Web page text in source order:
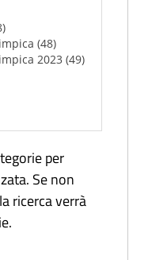
per
Se non
ricerca verrà